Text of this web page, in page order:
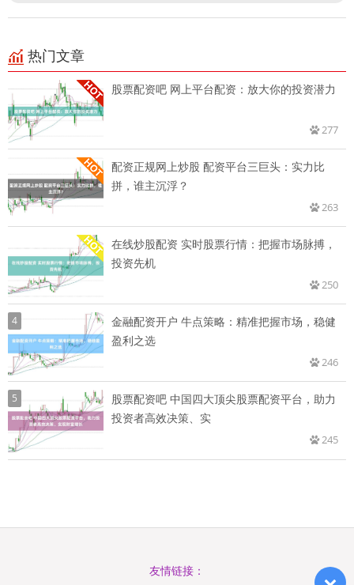
热门文章
股票配资吧 网上平台配资：放大你的投资潜力
277
配资正规网上炒股 配资平台三巨头：实力比
拼，谁主沉浮？
263
在线炒股配资 实时股票行情：把握市场脉搏，
投资先机
250
4
金融配资开户 牛点策略：精准把握市场，稳健
盈利之选
246
5
股票配资吧 中国四大顶尖股票配资平台，助力
投资者高效决策、实
245
友情链接：